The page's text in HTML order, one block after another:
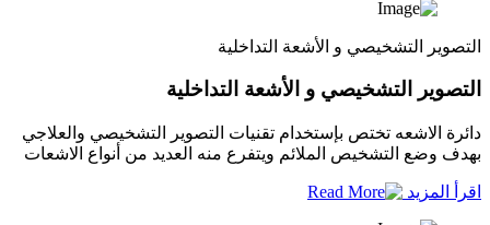
التصوير التشخيصي و الأشعة التداخلية
التصوير التشخيصي و الأشعة التداخلية
دائرة الاشعه تختص بإستخدام تقنيات التصوير التشخيصي والعلاجي
بهدف وضع التشخيص الملائم ويتفرع منه العديد من أنواع الاشعات
اقرأ المزيد